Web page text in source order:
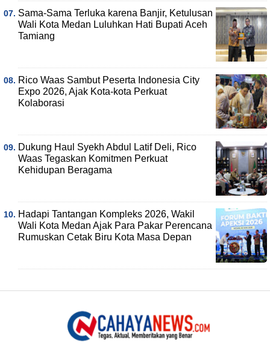
Sama-Sama Terluka karena Banjir, Ketulusan
Wali Kota Medan Luluhkan Hati Bupati Aceh
Tamiang
Rico Waas Sambut Peserta Indonesia City
Expo 2026, Ajak Kota-kota Perkuat
Kolaborasi
Dukung Haul Syekh Abdul Latif Deli, Rico
Waas Tegaskan Komitmen Perkuat
Kehidupan Beragama
Hadapi Tantangan Kompleks 2026, Wakil
Wali Kota Medan Ajak Para Pakar Perencana
Rumuskan Cetak Biru Kota Masa Depan